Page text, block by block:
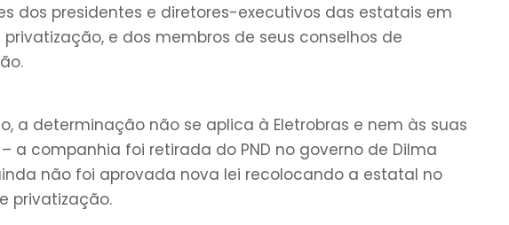
dos presidentes e diretores-executivos das estatais em
privatização, e dos membros de seus conselhos de
a determinação não se aplica à Eletrobras e nem às suas
a companhia foi retirada do PND no governo de Dilma
não foi aprovada nova lei recolocando a estatal no
privatização.